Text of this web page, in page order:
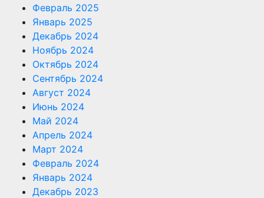
Февраль 2025
Январь 2025
Декабрь 2024
Ноябрь 2024
Октябрь 2024
Сентябрь 2024
Август 2024
Июнь 2024
Май 2024
Апрель 2024
Март 2024
Февраль 2024
Январь 2024
Декабрь 2023